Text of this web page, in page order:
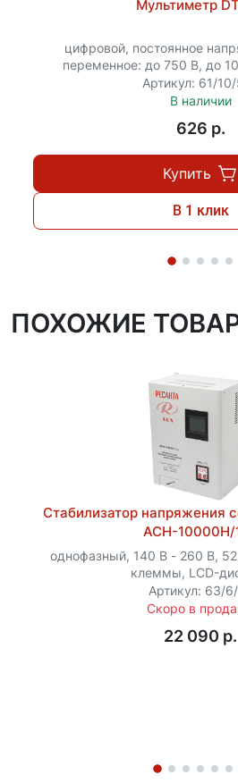
естественный способ
Мультиметр
цифровой, постоянное
переменное: до 750 В, до
Артикул: 61/
В наличии
626 p.
Купить
В 1 клик
ПОХОЖИЕ
Стабилизатор напряжения
АСН-10000Н/
однофазный, 140 В - 260 В,
клеммы, LCD-
Артикул: 63/
Скоро в
22 090 p.